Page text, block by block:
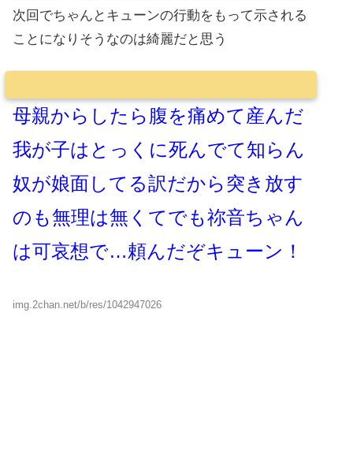
次回でちゃんとキューンの行動をもって示される
ことになりそうなのは綺麗だと思う
母親からしたら腹を痛めて産んだ
我が子はとっくに死んでて知らん
奴が娘面してる訳だから突き放す
のも無理は無くてでも祢音ちゃん
は可哀想で…頼んだぞキューン！
img.2chan.net/b/res/1042947026